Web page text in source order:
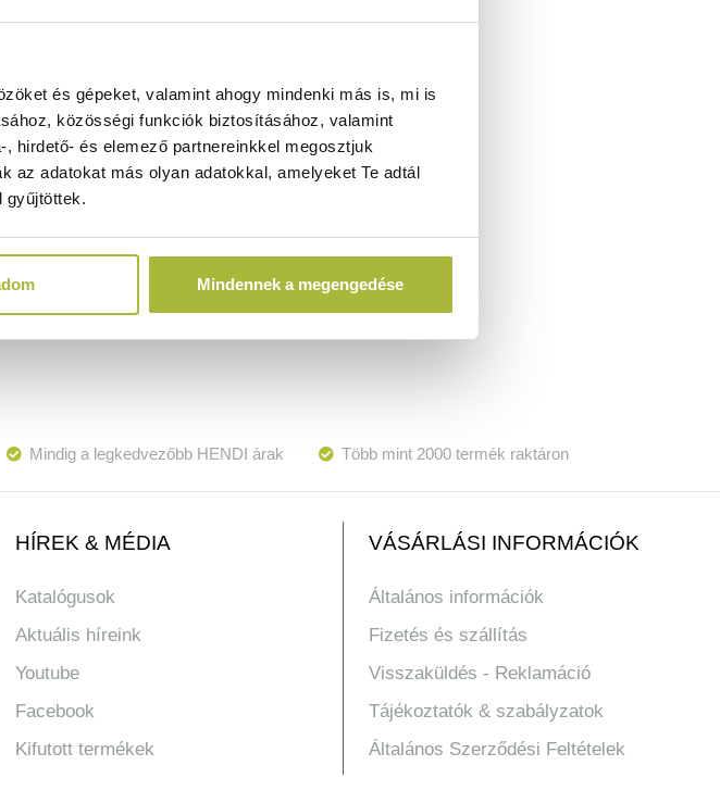
és gépeket, valamint ahogy mindenki más is, mi is
közösségi funkciók biztosításához, valamint
hirdető- és elemező partnereinkkel megosztjuk
az adatokat más olyan adatokkal, amelyeket Te adtál
gyűjtöttek.
Mindennek a megengedése
Mindig a legkedvezőbb HENDI árak Több mint 2000 termék raktáron
HÍREK & MÉDIA
Katalógusok
Aktuális híreink
Youtube
Facebook
Kifutott termékek
VÁSÁRLÁSI INFORMÁCIÓK
Általános információk
Fizetés és szállítás
Visszaküldés - Reklamáció
Tájékoztatók & szabályzatok
Általános Szerződési Feltételek